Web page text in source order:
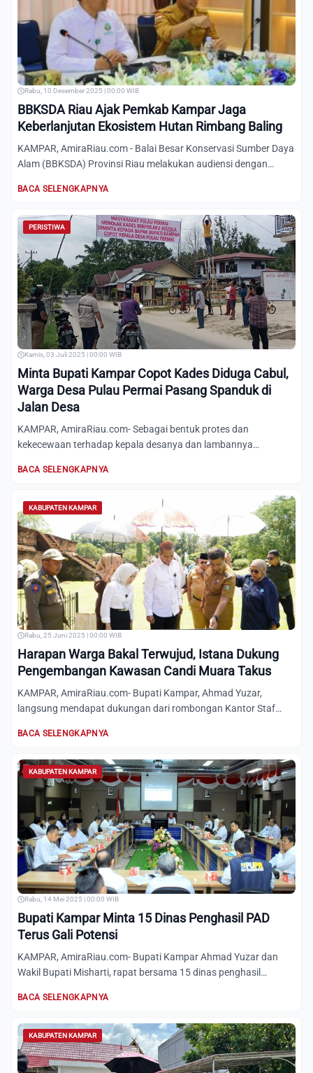
Rabu, 10 Desember 2025 | 00:00 WIB
BBKSDA Riau Ajak Pemkab Kampar Jaga
Keberlanjutan Ekosistem Hutan Rimbang Baling
KAMPAR, AmiraRiau.com - Balai Besar Konservasi Sumber Daya
Alam (BBKSDA) Provinsi Riau melakukan audiensi dengan
BACA SELENGKAPNYA
PERISTIWA
Kamis, 03 Juli 2025 | 00:00 WIB
Minta Bupati Kampar Copot Kades Diduga Cabul,
Warga Desa Pulau Permai Pasang Spanduk di
Jalan Desa
KAMPAR, AmiraRiau.com- Sebagai bentuk protes dan
kekecewaan terhadap kepala desanya dan lambannya
BACA SELENGKAPNYA
KABUPATEN KAMPAR
Rabu, 25 Juni 2025 | 00:00 WIB
Harapan Warga Bakal Terwujud, Istana Dukung
Pengembangan Kawasan Candi Muara Takus
KAMPAR, AmiraRiau.com- Bupati Kampar, Ahmad Yuzar,
langsung mendapat dukungan dari rombongan Kantor Staf
BACA SELENGKAPNYA
KABUPATEN KAMPAR
Rabu, 14 Mei 2025 | 00:00 WIB
Bupati Kampar Minta 15 Dinas Penghasil PAD
Terus Gali Potensi
KAMPAR, AmiraRiau.com- Bupati Kampar Ahmad Yuzar dan
Wakil Bupati Misharti, rapat bersama 15 dinas penghasil
BACA SELENGKAPNYA
KABUPATEN KAMPAR